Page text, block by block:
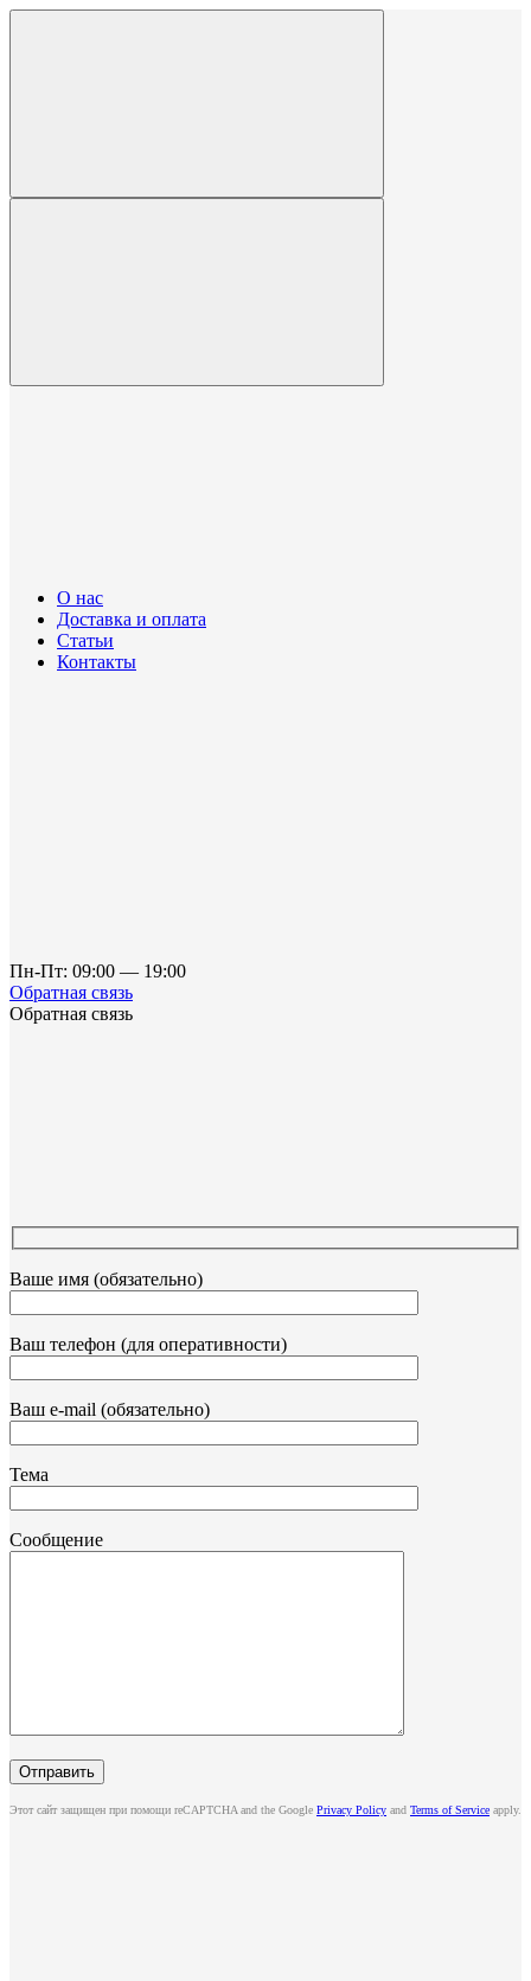
О нас
Доставка и оплата
Статьи
Контакты
Пн-Пт: 09:00 — 19:00
Обратная связь
Обратная связь
Ваше имя (обязательно)
Ваш телефон (для оперативности)
Ваш e-mail (обязательно)
Тема
Сообщение
Этот сайт защищен при помощи reCAPTCHA and the Google Privacy Policy and Terms of Service apply.